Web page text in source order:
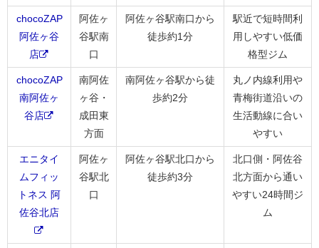
chocoZAP
阿佐ヶ谷
店
阿佐ヶ
谷駅南
口
阿佐ヶ谷駅南口から
徒歩約1分
駅近で短時間利
用しやすい低価
格型ジム
chocoZAP
南阿佐ヶ
谷店
南阿佐
ヶ谷・
成田東
方面
南阿佐ヶ谷駅から徒
歩約2分
丸ノ内線利用や
青梅街道沿いの
生活動線に合い
やすい
エニタイ
ムフィッ
トネス 阿
佐谷北店
阿佐ヶ
谷駅北
口
阿佐ヶ谷駅北口から
徒歩約3分
北口側・阿佐谷
北方面から通い
やすい24時間ジ
ム